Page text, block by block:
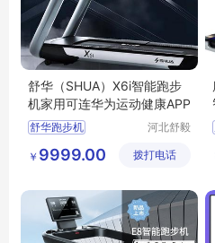
舒华（SHUA）X6i智能跑步
机家用可连华为运动健康APP
舒华跑步机
家用跑步机
河北舒毅
销售有限
￥ 9999.00 拨打电话